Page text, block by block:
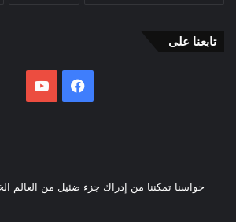
تابعنا على
فيسبوك
حواسنا تمكننا من إدراك جزء ضئيل من العالم